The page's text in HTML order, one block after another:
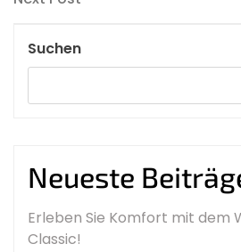
Suchen
Neueste
Erleben Sie Komfort mit dem
Classic!